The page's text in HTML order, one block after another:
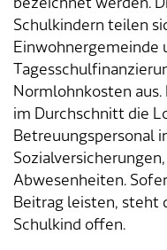
Schulkindern teilen
Einwohnergemeinde
Normlohnkosten
im Durchschnitt die
Betreuungspersonal
Abwesenheiten.
Beitrag leisten, steht
Schulkind offen.
Tageselternverein
Gastronomie
Vermietung von
Soziales
Steuern
Bauen & Planen
ÖREB-Kataster
Umwelt
Burgergemeinde
Kirchgemeinden
Partnergemeinden
Finanzabteilung
Sozialabteilung
Bau- und
Betriebs- und
Werkhof
Dienstleistungen
Adressverzeichnis
Kontakt &